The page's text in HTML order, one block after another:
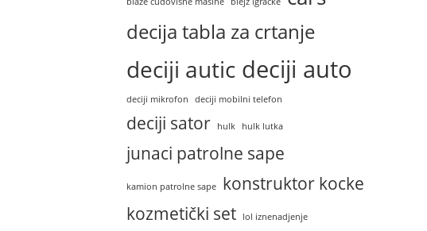
decija tabla za crtanje
deciji autic deciji auto
deciji mikrofon deciji mobilni telefon
deciji sator hulk hulk lutka
junaci patrolne sape
kamion patrolne sape
konstruktor kocke
kozmetički set
lol iznenadjenje